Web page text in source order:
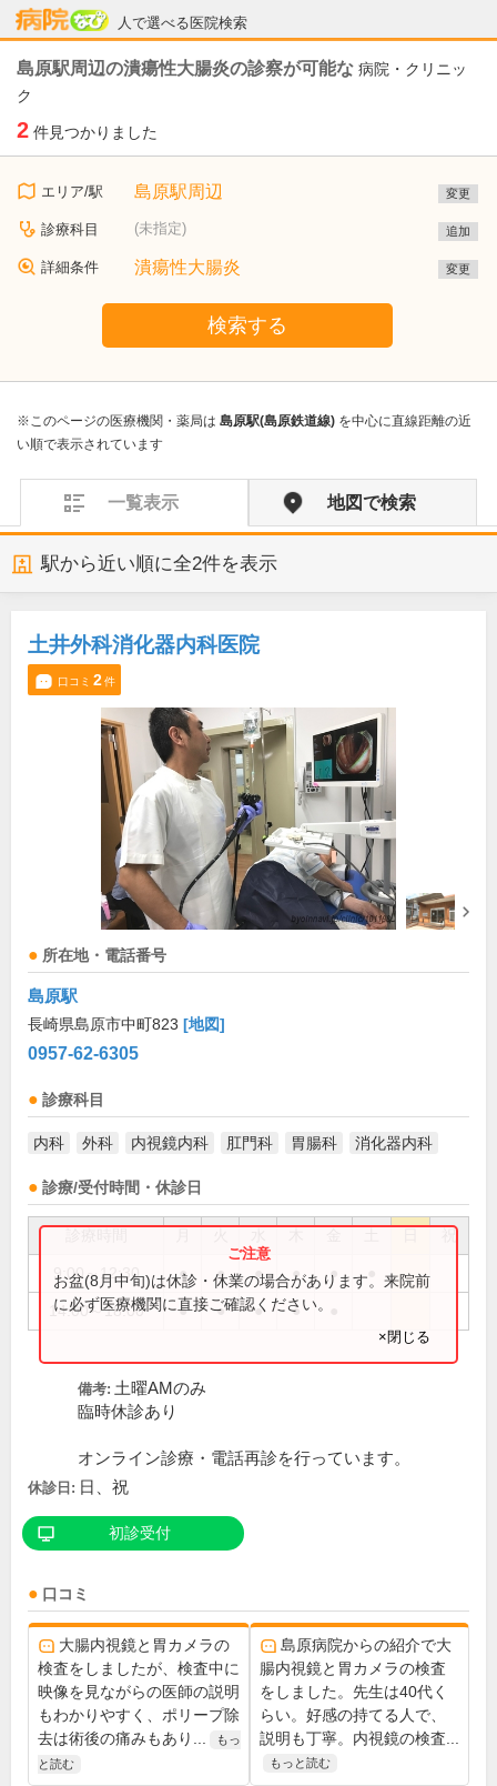
人で選べる医院検索
病院なび
島原駅周辺の潰瘍性大腸炎の診察が可能な 病院・クリニッ
ク
2 件見つかりました
エリア/駅 島原駅周辺 変更
診療科目 (未指定) 追加
詳細条件 潰瘍性大腸炎 変更
検索する
※このページの医療機関・薬局は 島原駅(島原鉄道線) を中心に直線距離の近
い順で表示されています
一覧表示 地図で検索
駅から近い順に全2件を表示
土井外科消化器内科医院
口コミ 2件
所在地・電話番号
島原駅
長崎県島原市中町823 [地図]
0957-62-6305
診療科目
内科 外科 内視鏡内科 肛門科 胃腸科 消化器内科
診療/受付時間・休診日
祝
9:00～12:30 ● ● ● ● ●
14:00～18:00 ● ● ● ●
お盆(8月中旬)は休診・休業の場合があります。来院前
に必ず医療機関に直接ご確認ください。
×閉じる
備考: 土曜AMのみ
臨時休診あり
オンライン診療・電話再診を行っています。
休診日: 日、祝
初診受付
口コミ
大腸内視鏡と胃カメラの
検査をしましたが、検査中に
映像を見ながらの医師の説明
もわかりやすく、ポリープ除
去は術後の痛みもあり...
もっ
と読む
島原病院からの紹介で大
腸内視鏡と胃カメラの検査
をしました。先生は40代く
らい。好感の持てる人で、
説明も丁寧。内視鏡の検査...
もっと読む